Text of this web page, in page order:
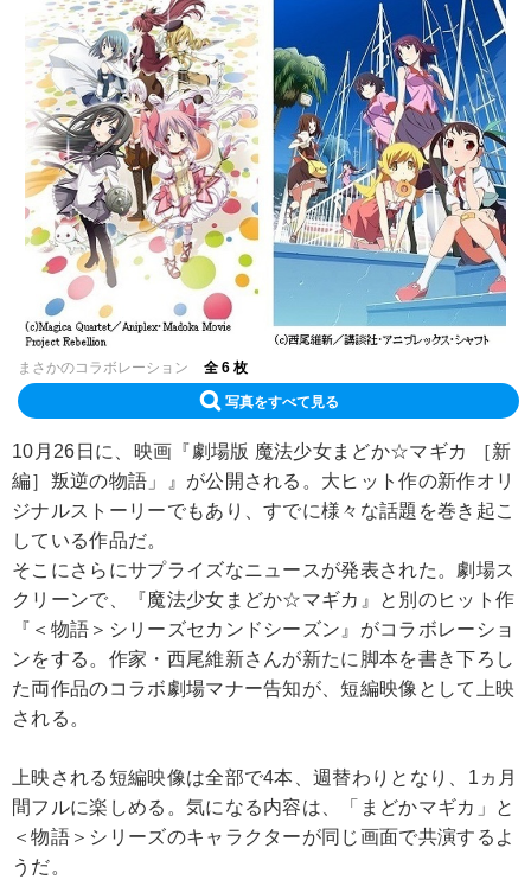
まさかのコラボレーション 全 6 枚
写真をすべて見る
10月26日に、映画『劇場版 魔法少女まどか☆マギカ ［新
編］叛逆の物語」』が公開される。大ヒット作の新作オリ
ジナルストーリーでもあり、すでに様々な話題を巻き起こ
している作品だ。
そこにさらにサプライズなニュースが発表された。劇場ス
クリーンで、『魔法少女まどか☆マギカ』と別のヒット作
『＜物語＞シリーズセカンドシーズン』がコラボレーショ
ンをする。作家・西尾維新さんが新たに脚本を書き下ろし
た両作品のコラボ劇場マナー告知が、短編映像として上映
される。
上映される短編映像は全部で4本、週替わりとなり、1ヵ月
間フルに楽しめる。気になる内容は、「まどかマギカ」と
＜物語＞シリーズのキャラクターが同じ画面で共演するよ
うだ。